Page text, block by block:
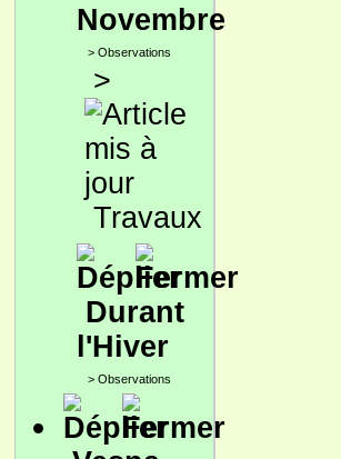
Novembre
> Observations
>
Travaux
Durant
l'Hiver
> Observations